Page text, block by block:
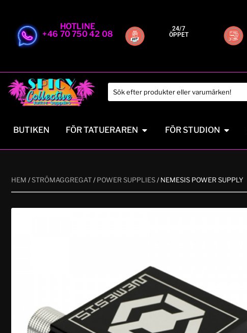
HOTLINE
+46 70 750 42 08
24/7
ÖPPET
BUTIKEN FÖR TATUERAREN FÖR STUDION
HEM /STRÖMAGGREGAT/POWER SUPPLIES/ NEMESIS POWER SUPPLY